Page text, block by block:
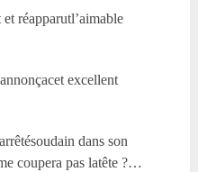
réapparutl’aimable
excellent
dans son
coupera pas latête ?…